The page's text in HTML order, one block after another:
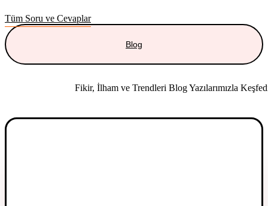
Tüm Soru ve Cevaplar
Blog
Fikir, İlham ve Trendleri Blog Yazılarımızla